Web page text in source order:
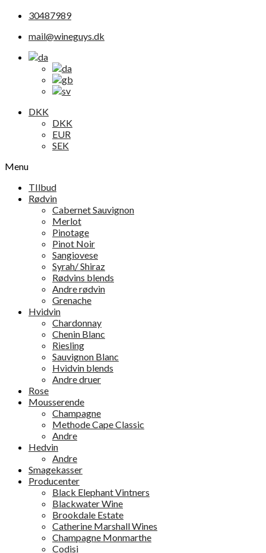
30487989
mail@wineguys.dk
DKK
DKK
EUR
SEK
Menu
TIlbud
Rødvin
Cabernet Sauvignon
Merlot
Pinotage
Pinot Noir
Sangiovese
Syrah/ Shiraz
Rødvins blends
Andre rødvin
Grenache
Hvidvin
Chardonnay
Chenin Blanc
Riesling
Sauvignon Blanc
Hvidvin blends
Andre druer
Rose
Mousserende
Champagne
Methode Cape Classic
Andre
Hedvin
Andre
Smagekasser
Producenter
Black Elephant Vintners
Blackwater Wine
Brookdale Estate
Catherine Marshall Wines
Champagne Monmarthe
Codisi